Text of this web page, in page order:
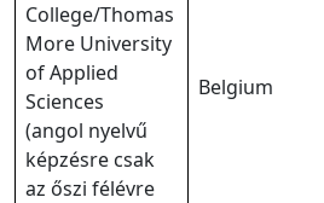
College/Thomas
More University
of Applied
Sciences
(angol nyelvű
képzésre csak
az őszi félévre
Belgium